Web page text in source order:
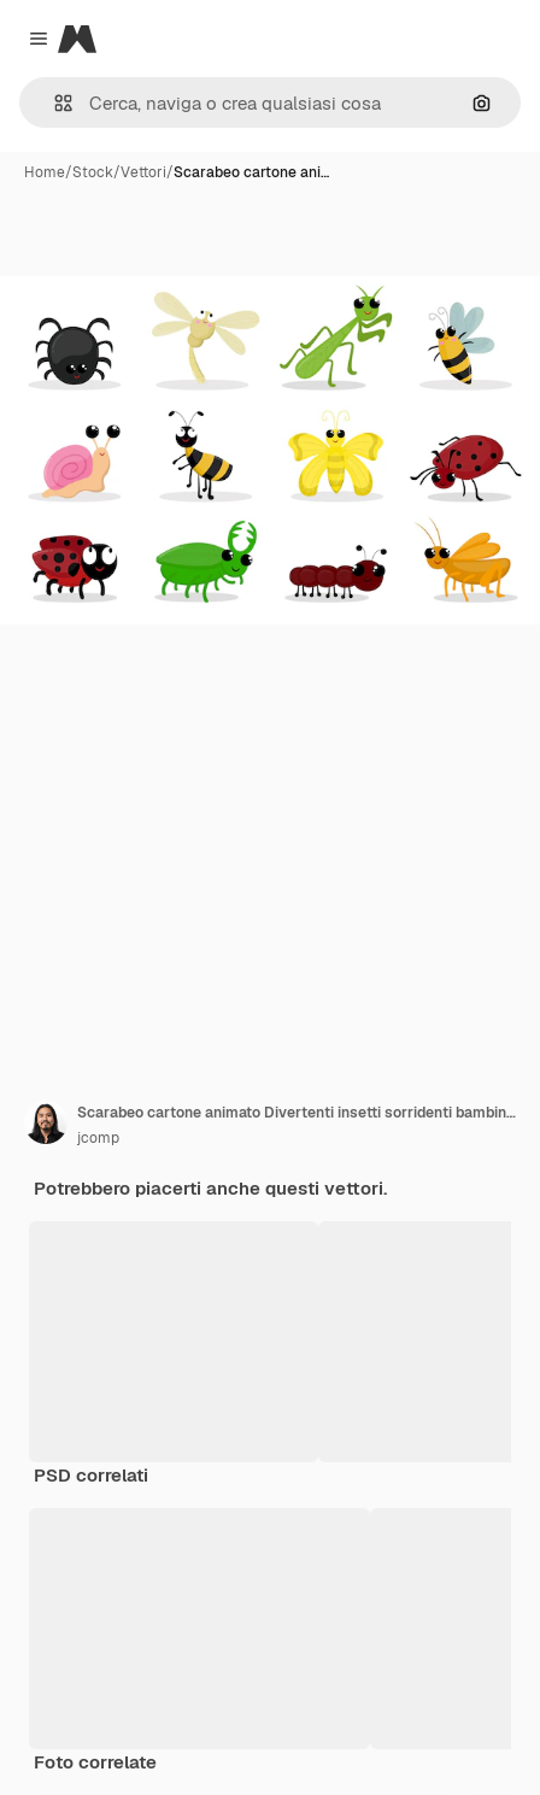
Close menu
Magnific
Cerca
Home/Stock/Vettori/Scarabeo cartone ani…
Scarabeo cartone animato Divertenti insetti sorridenti bambini coleotteri Insetti felici coccinella e larva di bruco Mondo della foresta selvaggia Illustrazione vettoriale
jcomp
Potrebbero piacerti anche questi vettori.
PSD correlati
Foto correlate